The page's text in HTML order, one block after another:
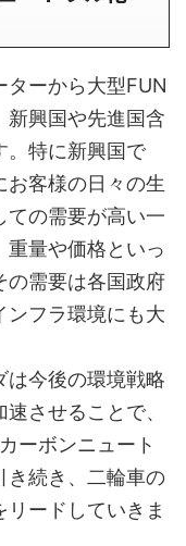
ーから大型FUN
新興国や先進国含
。特に新興国で
お客様の日々の生
ての需要が高い一
量や価格といっ
の需要は各国政府
ンフラ環境にも大
今後の環境戦略
させることで、
ーボンニュート
き続き、二輪車の
ードしていきま